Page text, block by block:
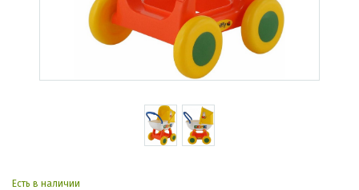
Есть в наличии